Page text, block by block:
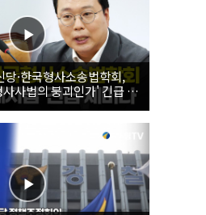
·한국형사소송법학회,
사법의 붕괴인가' 긴급 세